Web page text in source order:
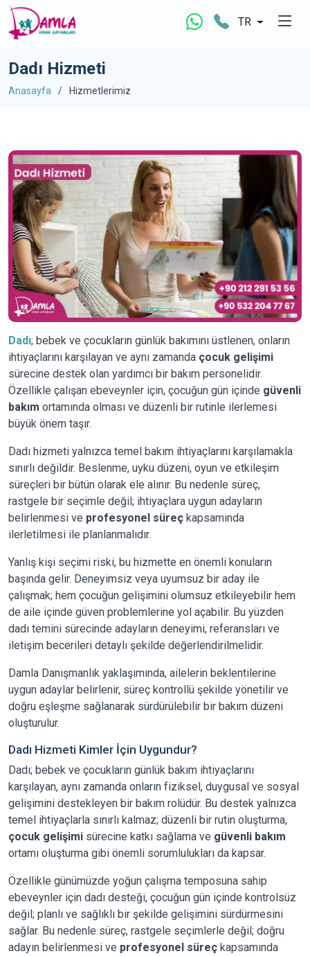
TR
Dadı Hizmeti
Anasayfa Hizmetlerimiz
Dadı; bebek ve çocukların günlük bakımını üstlenen, onların
ihtiyaçlarını karşılayan ve aynı zamanda çocuk gelişimi
sürecine destek olan yardımcı bir bakım personelidir.
Özellikle çalışan ebeveynler için, çocuğun gün içinde güvenli
bakım ortamında olması ve düzenli bir rutinle ilerlemesi
büyük önem taşır.
Dadı hizmeti yalnızca temel bakım ihtiyaçlarını karşılamakla
sınırlı değildir. Beslenme, uyku düzeni, oyun ve etkileşim
süreçleri bir bütün olarak ele alınır. Bu nedenle süreç,
rastgele bir seçimle değil; ihtiyaçlara uygun adayların
belirlenmesi ve profesyonel süreç kapsamında
ilerletilmesi ile planlanmalıdır.
Yanlış kişi seçimi riski, bu hizmette en önemli konuların
başında gelir. Deneyimsiz veya uyumsuz bir aday ile
çalışmak; hem çocuğun gelişimini olumsuz etkileyebilir hem
de aile içinde güven problemlerine yol açabilir. Bu yüzden
dadı temini sürecinde adayların deneyimi, referansları ve
iletişim becerileri detaylı şekilde değerlendirilmelidir.
Damla Danışmanlık yaklaşımında, ailelerin beklentilerine
uygun adaylar belirlenir, süreç kontrollü şekilde yönetilir ve
doğru eşleşme sağlanarak sürdürülebilir bir bakım düzeni
oluşturulur.
Dadı Hizmeti Kimler İçin Uygundur?
Dadı; bebek ve çocukların günlük bakım ihtiyaçlarını
karşılayan, aynı zamanda onların fiziksel, duygusal ve sosyal
gelişimini destekleyen bir bakım rolüdür. Bu destek yalnızca
temel ihtiyaçlarla sınırlı kalmaz; düzenli bir rutin oluşturma,
çocuk gelişimi sürecine katkı sağlama ve güvenli bakım
ortamı oluşturma gibi önemli sorumlulukları da kapsar.
Özellikle günümüzde yoğun çalışma temposuna sahip
ebeveynler için dadı desteği, çocuğun gün içinde kontrolsüz
değil; planlı ve sağlıklı bir şekilde gelişimini sürdürmesini
sağlar. Bu nedenle süreç, rastgele seçimlerle değil; doğru
adayın belirlenmesi ve profesyonel süreç kapsamında